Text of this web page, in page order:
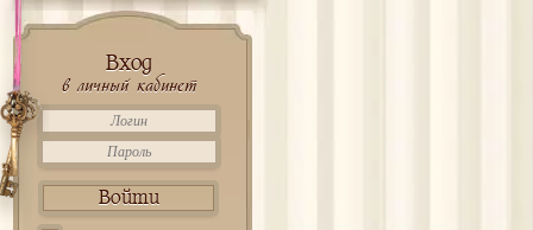
Вход
в личный кабинет